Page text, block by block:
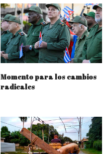
Momento para los cambios
radicales